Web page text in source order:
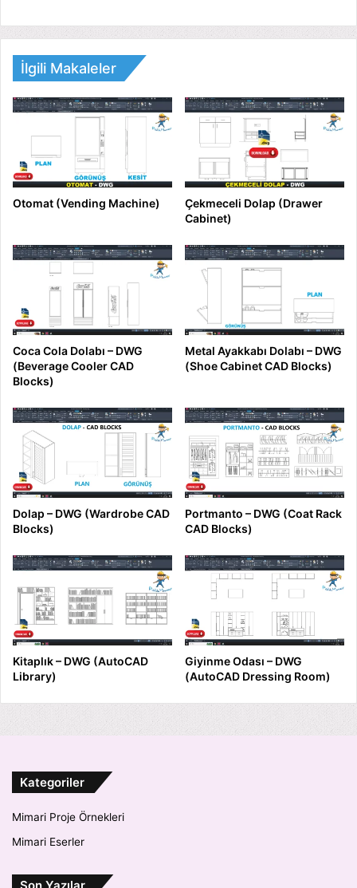
İlgili Makaleler
Otomat (Vending Machine)
Çekmeceli Dolap (Drawer
Cabinet)
Coca Cola Dolabı – DWG
(Beverage Cooler CAD
Blocks)
Metal Ayakkabı Dolabı – DWG
(Shoe Cabinet CAD Blocks)
Dolap – DWG (Wardrobe CAD
Blocks)
Portmanto – DWG (Coat Rack
CAD Blocks)
Kitaplık – DWG (AutoCAD
Library)
Giyinme Odası – DWG
(AutoCAD Dressing Room)
Kategoriler
Mimari Proje Örnekleri
Mimari Eserler